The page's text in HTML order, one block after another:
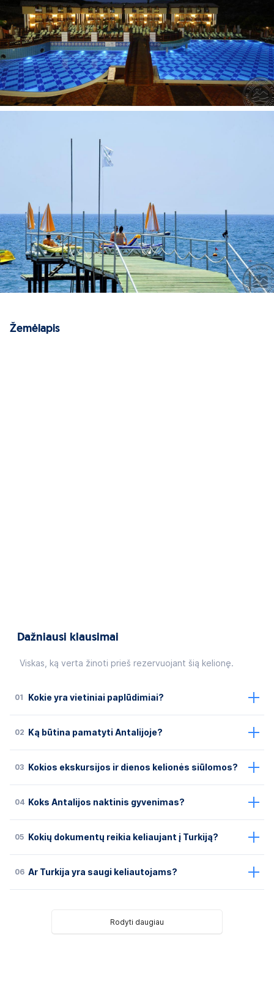
Žemėlapis
Dažniausi klausimai
Viskas, ką verta žinoti prieš rezervuojant šią kelionę.
01 Kokie yra vietiniai paplūdimiai?
02 Ką būtina pamatyti Antalijoje?
03 Kokios ekskursijos ir dienos kelionės siūlomos?
04 Koks Antalijos naktinis gyvenimas?
05 Kokių dokumentų reikia keliaujant į Turkiją?
06 Ar Turkija yra saugi keliautojams?
Rodyti daugiau